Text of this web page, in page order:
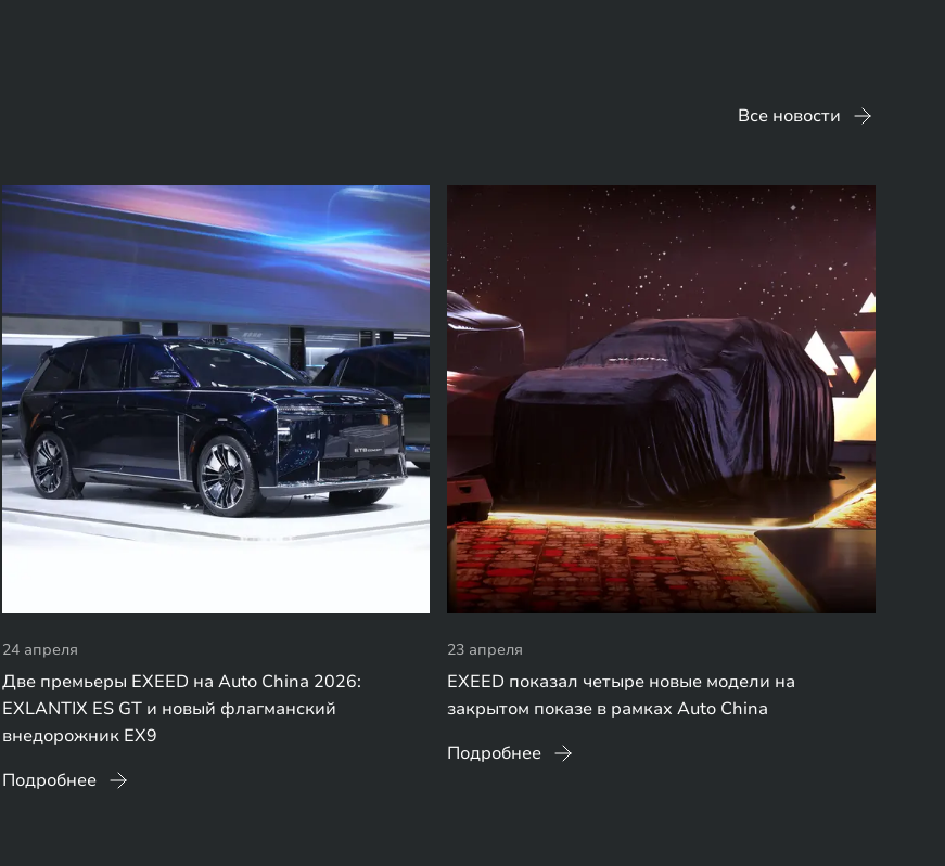
Все новости
24 апреля
Две премьеры EXEED на Auto China 2026:
EXLANTIX ES GT и новый флагманский
внедорожник EX9
Подробнее
23 апреля
EXEED показал четыре новые модели на
закрытом показе в рамках Auto China
Подробнее